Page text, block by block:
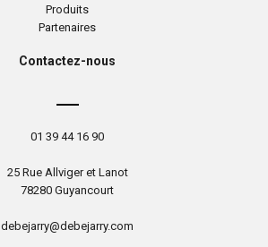
Produits
Partenaires
Contactez-nous
01 39 44 16 90
25 Rue Allviger et Lanot
78280 Guyancourt
debejarry@debejarry.com